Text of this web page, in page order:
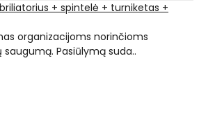
+ spintelė + turniketas +
organizacijoms norinčioms
Pasiūlymą suda..